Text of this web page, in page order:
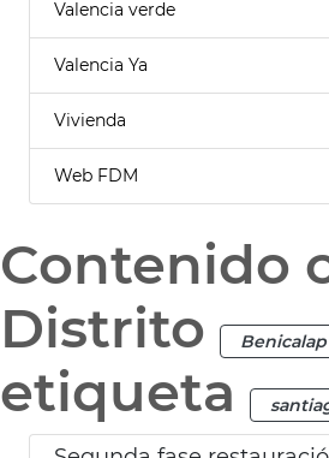
Valencia verde
Valencia Ya
Vivienda
Web FDM
Contenido
Distrito
Benicalap
etiqueta